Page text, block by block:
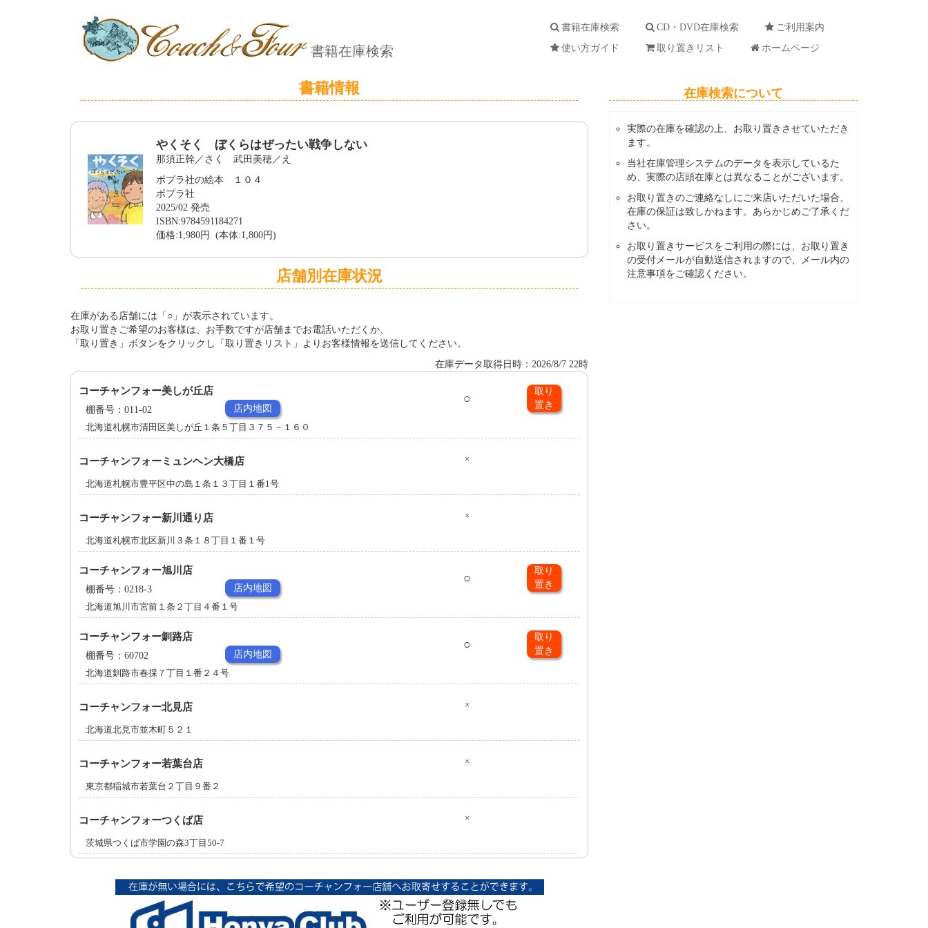
書籍在庫検索
書籍在庫検索 CD・DVD在庫検索
ご利用案内
使い方ガイド
取り置きリスト ホームページ
書籍情報
やくそく ぼくらはぜったい戦争しない
那須正幹／さく 武田美穂／え
ポプラ社の絵本 １０４
ポプラ社
2025/02 発売
ISBN:9784591184271
価格:1,980円 (本体:1,800円)
店舗別在庫状況
在庫がある店舗には「○」が表示されています。
お取り置きご希望のお客様は、お手数ですが店舗までお電話いただくか、
「取り置き」ボタンをクリックし「取り置きリスト」よりお客様情報を送信してください。
在庫データ取得日時：2026/8/7 22時
コーチャンフォー美しが丘店
○
取り
置き
棚番号：011-02 店内地図
北海道札幌市清田区美しが丘１条５丁目３７５－１６０
コーチャンフォーミュンヘン大橋店 ×
北海道札幌市豊平区中の島１条１３丁目１番1号
コーチャンフォー新川通り店 ×
北海道札幌市北区新川３条１８丁目１番１号
コーチャンフォー旭川店
○
取り
置き
棚番号：0218-3 店内地図
北海道旭川市宮前１条２丁目４番１号
コーチャンフォー釧路店
○
取り
置き
棚番号：60702 店内地図
北海道釧路市春採７丁目１番２４号
コーチャンフォー北見店 ×
北海道北見市並木町５２１
コーチャンフォー若葉台店 ×
東京都稲城市若葉台２丁目９番２
コーチャンフォーつくば店 ×
茨城県つくば市学園の森3丁目50-7
在庫検索について
実際の在庫を確認の上、お取り置きさせていただき
ます。
当社在庫管理システムのデータを表示しているた
め、実際の店頭在庫とは異なることがございます。
お取り置きのご連絡なしにご来店いただいた場合、
在庫の保証は致しかねます。あらかじめご了承くだ
さい。
お取り置きサービスをご利用の際には、お取り置き
の受付メールが自動送信されますので、メール内の
注意事項をご確認ください。